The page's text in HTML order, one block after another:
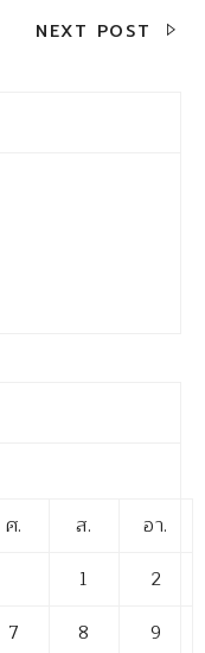
NEXT POST
ศ. ส.
อา.
1
2
7 8
9